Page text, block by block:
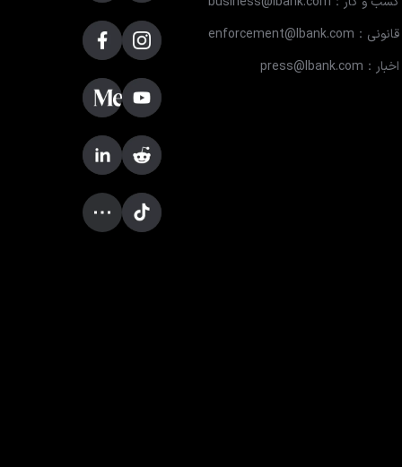
قانونی：enforcement@lbank.com
اخبار：press@lbank.com